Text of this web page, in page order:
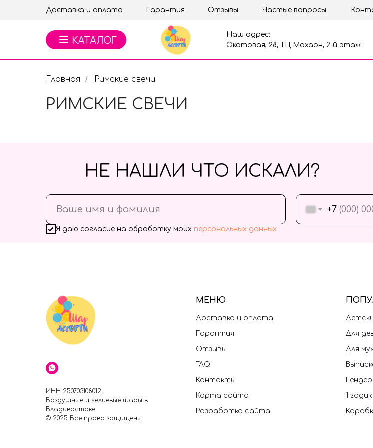
Доставка и оплата Гарантия Отзывы Частые вопросы
Наш адрес:
Окатовая, 28, ТЦ Махаон, 2-й этаж
Главная / Римские свечи
РИМСКИЕ СВЕЧИ
+7
Я даю согласие на обработку моих персональных данных
НЕ НАШЛИ ЧТО ИСКАЛИ?
ИНН 250703108012
Воздушные и гелиевые шары в
Владивостоке
© 2025 Все права защищены
МЕНЮ
Доставка и оплата
Гарантия
Отзывы
FAQ
Контакты
Карта сайта
Разработка сайта
П
Для
Для
1 годик